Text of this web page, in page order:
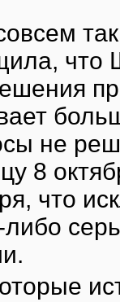
что
не
8
что
либо